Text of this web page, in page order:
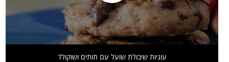
עוגיות שיבולת שועל עם תותים ושוקולד